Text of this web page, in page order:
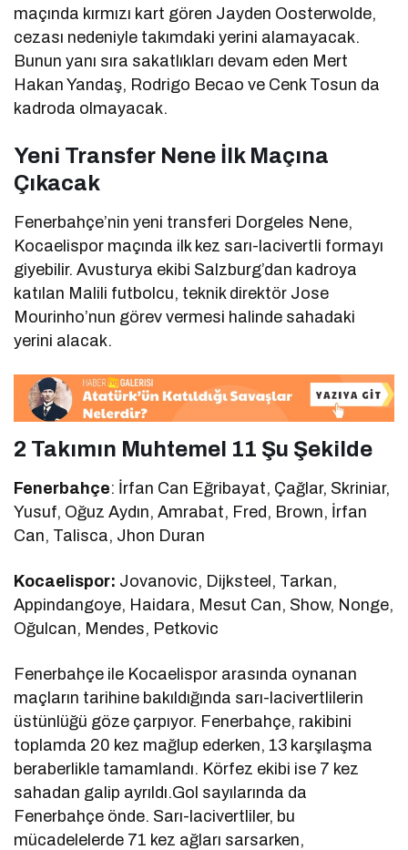
maçında kırmızı kart gören Jayden Oosterwolde,
cezası nedeniyle takımdaki yerini alamayacak.
Bunun yanı sıra sakatlıkları devam eden Mert
Hakan Yandaş, Rodrigo Becao ve Cenk Tosun da
kadroda olmayacak.
Yeni Transfer Nene İlk Maçına
Çıkacak
Fenerbahçe’nin yeni transferi Dorgeles Nene,
Kocaelispor maçında ilk kez sarı-lacivertli formayı
giyebilir. Avusturya ekibi Salzburg’dan kadroya
katılan Malili futbolcu, teknik direktör Jose
Mourinho’nun görev vermesi halinde sahadaki
yerini alacak.
2 Takımın Muhtemel 11 Şu Şekilde
Fenerbahçe: İrfan Can Eğribayat, Çağlar, Skriniar,
Yusuf, Oğuz Aydın, Amrabat, Fred, Brown, İrfan
Can, Talisca, Jhon Duran
Kocaelispor: Jovanovic, Dijksteel, Tarkan,
Appindangoye, Haidara, Mesut Can, Show, Nonge,
Oğulcan, Mendes, Petkovic
Fenerbahçe ile Kocaelispor arasında oynanan
maçların tarihine bakıldığında sarı-lacivertlilerin
üstünlüğü göze çarpıyor. Fenerbahçe, rakibini
toplamda 20 kez mağlup ederken, 13 karşılaşma
beraberlikle tamamlandı. Körfez ekibi ise 7 kez
sahadan galip ayrıldı.Gol sayılarında da
Fenerbahçe önde. Sarı-lacivertliler, bu
mücadelelerde 71 kez ağları sarsarken,